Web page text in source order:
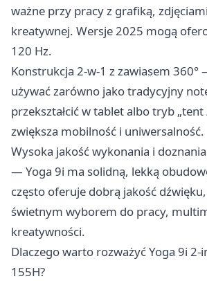
ważne przy pracy z grafiką,
kreatywnej. Wersje 2025 mogą
120 Hz.
Konstrukcja 2-w-1 z zawiasem
używać zarówno jako tradycyjny
przekształcić w tablet albo tryb
zwiększa mobilność i uniwersalność.
Wysoka jakość wykonania i
— Yoga 9i ma solidną, lekką
często oferuje dobrą jakość
świetnym wyborem do pracy,
kreatywności.
Dlaczego warto rozważyć Yoga 9i 2-
155H?